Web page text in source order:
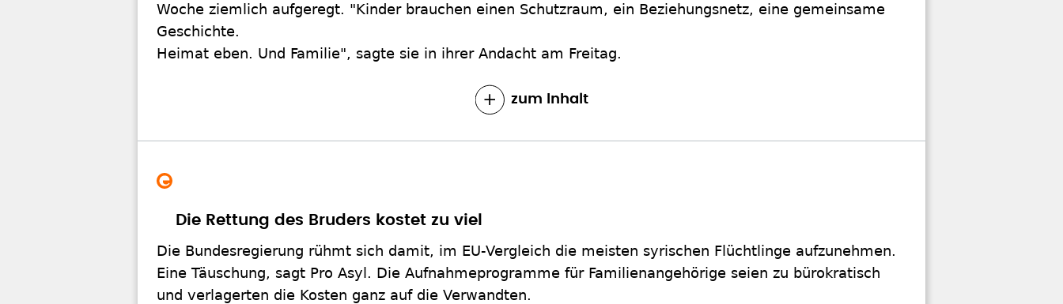
Woche ziemlich aufgeregt. "Kinder brauchen einen Schutzraum, ein Beziehungsnetz, eine gemeinsame
Geschichte.
Heimat eben. Und Familie", sagte sie in ihrer Andacht am Freitag.
zum Inhalt
Die Rettung des Bruders kostet zu viel
Die Bundesregierung rühmt sich damit, im EU-Vergleich die meisten syrischen Flüchtlinge aufzunehmen.
Eine Täuschung, sagt Pro Asyl. Die Aufnahmeprogramme für Familienangehörige seien zu bürokratisch
und verlagerten die Kosten ganz auf die Verwandten.